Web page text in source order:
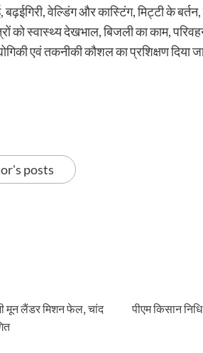
वेल्डिंग और कास्टिंग, मिट्टी के
को स्वास्थ्य देखभाल, बिजली का काम,
एवं तकनीकी कौशल का प्रशिक्षण दिया
posts
मून लैंडर मिशन फेल, चांद
पीएम किसान